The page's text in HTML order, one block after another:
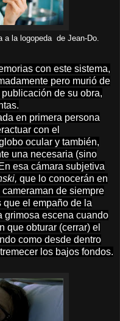
a la logopeda de Jean-Do.
con este sistema,
pero murió de
de su obra,
en primera persona
con el
ocular y también,
una necesaria (sino
esa cámara subjetiva
que lo conocerán en
de siempre
que el empaño de la
grimosa escena cuando
que obturar (cerrar) el
como desde dentro
los bajos fondos.